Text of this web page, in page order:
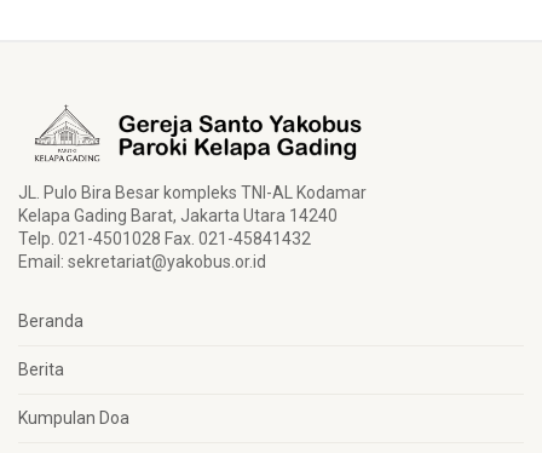
JL. Pulo Bira Besar kompleks TNI-AL Kodamar
Kelapa Gading Barat, Jakarta Utara 14240
Telp. 021-4501028 Fax. 021-45841432
Email: sekretariat@yakobus.or.id
Beranda
Berita
Kumpulan Doa